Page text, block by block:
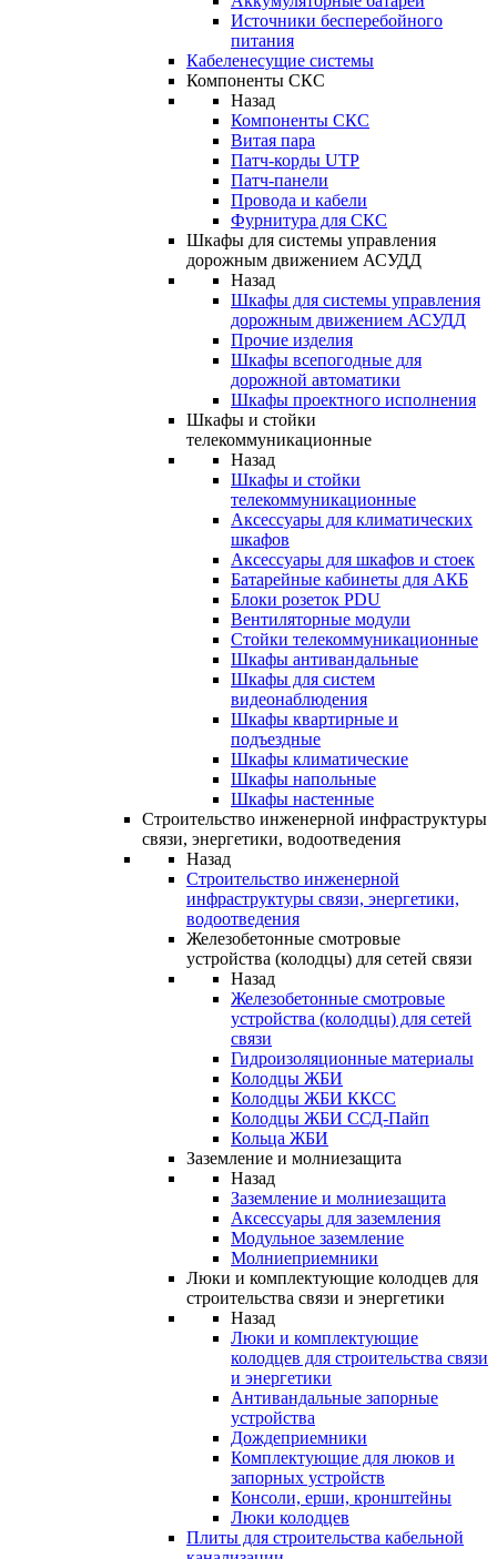
Источники бесперебойного
питания
Кабеленесущие системы
Компоненты СКС
Назад
Компоненты СКС
Витая пара
Патч-корды UTP
Патч-панели
Провода и кабели
Фурнитура для СКС
Шкафы для системы управления
дорожным движением АСУДД
Назад
Шкафы для системы управления
дорожным движением АСУДД
Прочие изделия
Шкафы всепогодные для
дорожной автоматики
Шкафы проектного исполнения
Шкафы и стойки
телекоммуникационные
Назад
Шкафы и стойки
телекоммуникационные
Аксессуары для климатических
шкафов
Аксессуары для шкафов и стоек
Батарейные кабинеты для АКБ
Блоки розеток PDU
Вентиляторные модули
Стойки телекоммуникационные
Шкафы антивандальные
Шкафы для систем
видеонаблюдения
Шкафы квартирные и
подъездные
Шкафы климатические
Шкафы напольные
Шкафы настенные
Строительство инженерной инфраструктуры
связи, энергетики, водоотведения
Назад
Строительство инженерной
инфраструктуры связи, энергетики,
водоотведения
Железобетонные смотровые
устройства (колодцы) для сетей связи
Назад
Железобетонные смотровые
устройства (колодцы) для сетей
связи
Гидроизоляционные материалы
Колодцы ЖБИ
Колодцы ЖБИ ККСС
Колодцы ЖБИ ССД-Пайп
Кольца ЖБИ
Заземление и молниезащита
Назад
Заземление и молниезащита
Аксессуары для заземления
Модульное заземление
Молниеприемники
Люки и комплектующие колодцев для
строительства связи и энергетики
Назад
Люки и комплектующие
колодцев для строительства связи
и энергетики
Антивандальные запорные
устройства
Дождеприемники
Комплектующие для люков и
запорных устройств
Консоли, ерши, кронштейны
Люки колодцев
Плиты для строительства кабельной